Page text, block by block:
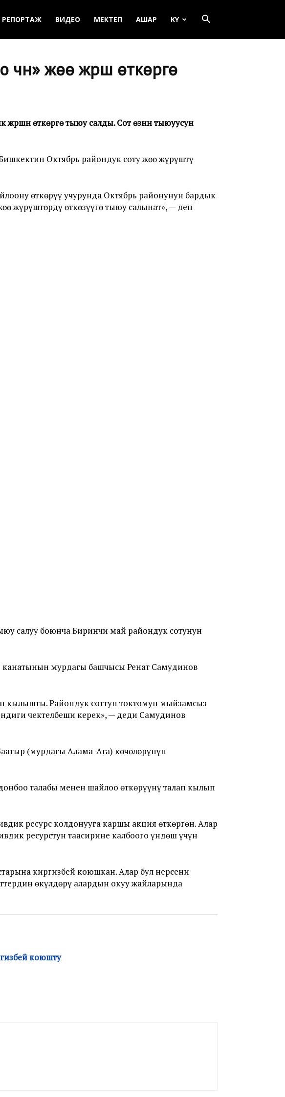
РЕПОРТАЖ ВИДЕО МЕКТЕП АШАР KY
жөө жүрүш өткөрүүгө
өткөрүүгө тыюу салды. Сот өзүнүн тыюуусун
Октябрь райондук соту жөө жүрүштү
өткөрүү учурунда Октябрь районунун бардык
жүрүштөрдү өткөзүүгө тыюу салынат», — деп
салуу боюнча Биринчи май райондук сотунун
мурдагы башчысы Ренат Самудинов
кылышты. Райондук соттун токтомун мыйзамсыз
чектелбеши керек», — деди Самудинов
(мурдагы Алама-Ата) көчөлөрүнүн
талабы менен шайлоо өткөрүүнү талап кылып
ресурс колдонууга каршы акция өткөргөн. Алар
ресурстун таасирине калбоого үндөш үчүн
киргизбей коюшкан. Алар бул нерсени
өкүлдөрү алардын окуу жайларында
коюшту